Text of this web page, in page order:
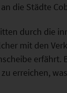
die Städte
durch die
mit den
erfährt.
erreichen,